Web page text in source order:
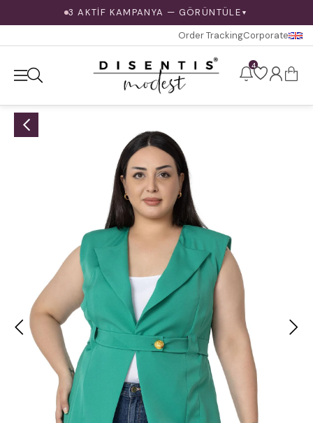
3 AKTİF KAMPANYA — GÖRÜNTÜLE ▼
Order TrackingCorporate
4